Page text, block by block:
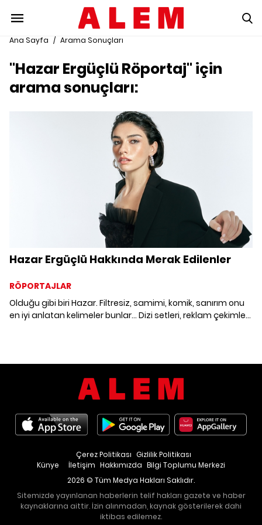
Ana Sayfa / Arama Sonuçları
"Hazar Ergüçlü Röportaj" için
arama sonuçları:
Hazar Ergüçlü Hakkında Merak Edilenler
RÖPORTAJLAR
Olduğu gibi biri Hazar. Filtresiz, samimi, komik, sanırım onu
en iyi anlatan kelimeler bunlar... Dizi setleri, reklam çekimleri
Künye İletişim Hakkımızda Bilgi Toplumu Merkezi
Çerez Politikası Gizlilik Politikası
2026 © Tüm Medya Hakları Saklıdır.
Sitemizde yayınlanan haberlerin telif hakları gazete ve haber
kaynaklarına aittir. İzin alınmadan, kaynak gösterilerek dahi
iktibas edilemez.